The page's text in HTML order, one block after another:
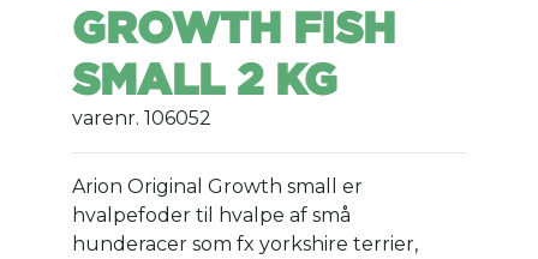
GROWTH FISH
SMALL 2 KG
varenr. 106052
Arion Original Growth small er
hvalpefoder til hvalpe af små
hunderacer som fx yorkshire terrier,